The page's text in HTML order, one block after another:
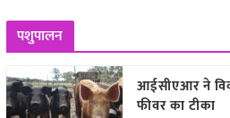
पशुपालन
आईसीएआर ने
फीवर का टीका